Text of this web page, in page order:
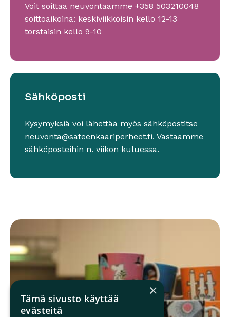
Voit soittaa neuvontaamme +358 503210048
soittoaikoina: keskiviikkoisin kello 12-13
torstaisin kello 9-10
Sähköposti
Kysymyksiä voi lähettää myös sähköpostitse
neuvonta@sateen­kaariperheet.fi. Vastaamme
sähköposteihin n. viikon kuluessa.
×
Tämä sivusto käyttää
evästeitä